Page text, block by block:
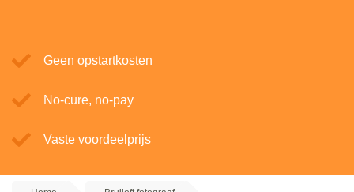
Geen opstartkosten
No-cure, no-pay
Vaste voordeelprijs